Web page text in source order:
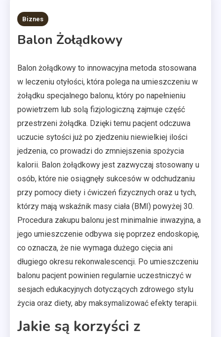
11 MINS READ
Biznes
Balon Żołądkowy
Balon żołądkowy to innowacyjna metoda stosowana
w leczeniu otyłości, która polega na umieszczeniu w
żołądku specjalnego balonu, który po napełnieniu
powietrzem lub solą fizjologiczną zajmuje część
przestrzeni żołądka. Dzięki temu pacjent odczuwa
uczucie sytości już po zjedzeniu niewielkiej ilości
jedzenia, co prowadzi do zmniejszenia spożycia
kalorii. Balon żołądkowy jest zazwyczaj stosowany u
osób, które nie osiągnęły sukcesów w odchudzaniu
przy pomocy diety i ćwiczeń fizycznych oraz u tych,
którzy mają wskaźnik masy ciała (BMI) powyżej 30.
Procedura zakupu balonu jest minimalnie inwazyjna, a
jego umieszczenie odbywa się poprzez endoskopię,
co oznacza, że nie wymaga dużego cięcia ani
długiego okresu rekonwalescencji. Po umieszczeniu
balonu pacjent powinien regularnie uczestniczyć w
sesjach edukacyjnych dotyczących zdrowego stylu
życia oraz diety, aby maksymalizować efekty terapii.
Jakie są korzyści z